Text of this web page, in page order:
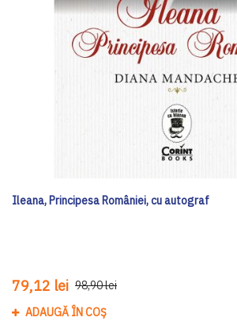
Ileana, Principesa României, cu autograf
79,12 lei 98,90 lei
ADAUGĂ ÎN COȘ